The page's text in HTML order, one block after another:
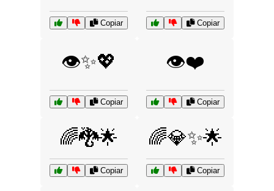
Copiar Copiar
👁️✨💖
Copiar
👁️❤️
Copiar
🌈🐉🌟
Copiar
🌈💎✨🌟
Copiar